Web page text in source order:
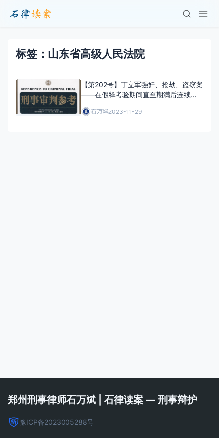
标签：山东省高级人民法院
【第202号】丁立军强奸、抢劫、盗窃案
——在假释考验期间直至期满后连续实
石万斌2023-11-29
郑州刑事律师石万斌 | 石律读案 — 刑事辩护
豫ICP备2023005288号